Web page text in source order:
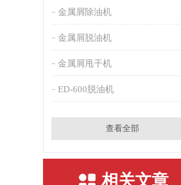
金属屑除油机
金属屑脱油机
金属屑甩干机
ED-600脱油机
查看全部
相关文章